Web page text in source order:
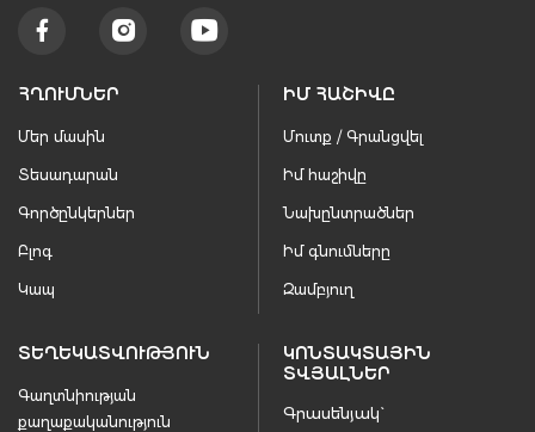
ՀՂՈՒՄՆԵՐ
Մեր մասին
Տեսադարան
Գործընկերներ
Բլոգ
Կապ
ԻՄ ՀԱՇԻՎԸ
Մուտք / Գրանցվել
Իմ հաշիվը
Նախընտրածներ
Իմ գնումները
Զամբյուղ
ՏԵՂԵԿԱՏՎՈՒԹՅՈՒՆ
Գաղտնիության
քաղաքականություն
ԿՈՆՏԱԿՏԱՅԻՆ
ՏՎՅԱԼՆԵՐ
Գրասենյակ`